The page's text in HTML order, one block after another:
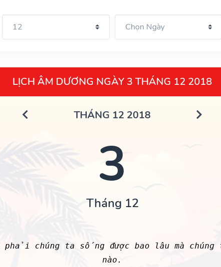
LỊCH ÂM DƯƠNG NGÀY 3 THÁNG 12 2018
THÁNG 12 2018
3
Tháng 12
phải chúng ta sống được bao lâu mà
nào.